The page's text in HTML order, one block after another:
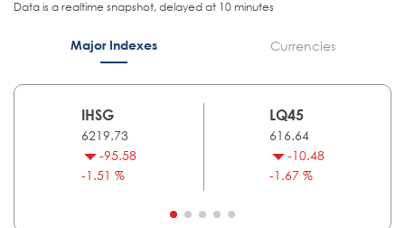
Data is a realtime snapshot, delayed at 10 minutes
Major Indexes Currencies
IHSG
6219.73
-95.58
-1.51 %
LQ45
616.64
-10.48
-1.67 %